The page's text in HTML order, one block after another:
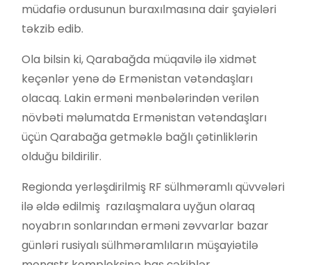
müdafiə ordusunun buraxılmasına dair şayiələri
təkzib edib.
Ola bilsin ki, Qarabağda müqavilə ilə xidmət
keçənlər yenə də Ermənistan vətəndaşları
olacaq. Lakin erməni mənbələrindən verilən
növbəti məlumatda Ermənistan vətəndaşları
üçün Qarabağa getməklə bağlı çətinliklərin
olduğu bildirilir.
Regionda yerləşdirilmiş RF sülhməramlı qüvvələri
ilə əldə edilmiş razılaşmalara uyğun olaraq
noyabrın sonlarından erməni zəvvarlar bazar
günləri rusiyalı sülhməramlıların müşayiətilə